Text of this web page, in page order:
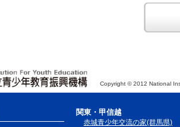
行ったり、自らの団体の活動をアピールする活動等)
Copyright © 2012 National
関東・甲信越
赤城青少年交流の家(群馬県)